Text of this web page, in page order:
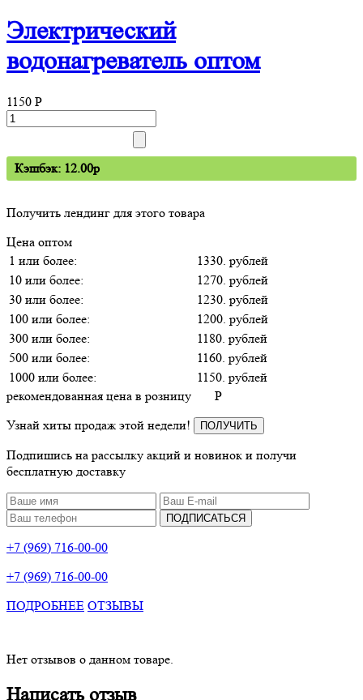
Электрический
водонагреватель оптом
1150 P
Кэшбэк: 12.00p
Получить лендинг для этого товара
Цена оптом
1 или более:
1330. рублей
10 или более:
1270. рублей
30 или более:
1230. рублей
100 или более:
1200. рублей
300 или более:
1180. рублей
500 или более:
1160. рублей
1000 или более:
1150. рублей
рекомендованная цена в розницу
P
Узнай хиты продаж этой недели!
ПОЛУЧИТЬ
Подпишись на рассылку акций и новинок и получи
бесплатную доставку
ПОДПИСАТЬСЯ
+7 (969) 716-00-00
+7 (969) 716-00-00
ПОДРОБНЕЕ ОТЗЫВЫ
Нет отзывов о данном товаре.
Написать отзыв